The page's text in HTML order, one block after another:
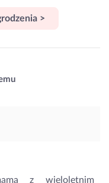
>
z wieloletnim